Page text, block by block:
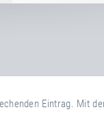
Eintrag. Mit